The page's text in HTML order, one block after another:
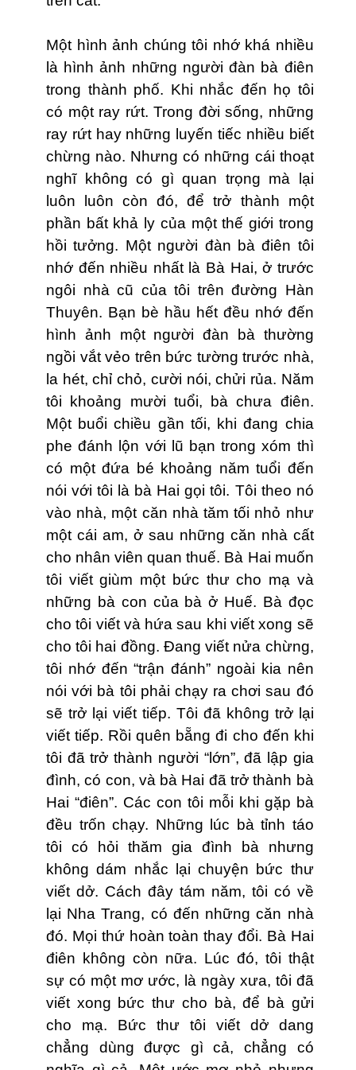
Một hình ảnh chúng tôi nhớ khá nhiều
là hình ảnh những người đàn bà điên
trong thành phố. Khi nhắc đến họ tôi
có một ray rứt. Trong đời sống, những
ray rứt hay những luyến tiếc nhiều biết
chừng nào. Nhưng có những cái thoạt
nghĩ không có gì quan trọng mà lại
luôn luôn còn đó, để trở thành một
phần bất khả ly của một thế giới trong
hồi tưởng. Một người đàn bà điên tôi
nhớ đến nhiều nhất là Bà Hai, ở trước
ngôi nhà cũ của tôi trên đường Hàn
Thuyên. Bạn bè hầu hết đều nhớ đến
hình ảnh một người đàn bà thường
ngồi vắt vẻo trên bức tường trước nhà,
la hét, chỉ chỏ, cười nói, chửi rủa. Năm
tôi khoảng mười tuổi, bà chưa điên.
Một buổi chiều gần tối, khi đang chia
phe đánh lộn với lũ bạn trong xóm thì
có một đứa bé khoảng năm tuổi đến
nói với tôi là bà Hai gọi tôi. Tôi theo nó
vào nhà, một căn nhà tăm tối nhỏ như
một cái am, ở sau những căn nhà cất
cho nhân viên quan thuế. Bà Hai muốn
tôi viết giùm một bức thư cho mạ và
những bà con của bà ở Huế. Bà đọc
cho tôi viết và hứa sau khi viết xong sẽ
cho tôi hai đồng. Ðang viết nửa chừng,
tôi nhớ đến “trận đánh” ngoài kia nên
nói với bà tôi phải chạy ra chơi sau đó
sẽ trở lại viết tiếp. Tôi đã không trở lại
viết tiếp. Rồi quên bẵng đi cho đến khi
tôi đã trở thành người “lớn”, đã lập gia
đình, có con, và bà Hai đã trở thành bà
Hai “điên”. Các con tôi mỗi khi gặp bà
đều trốn chạy. Những lúc bà tỉnh táo
tôi có hỏi thăm gia đình bà nhưng
không dám nhắc lại chuyện bức thư
viết dở. Cách đây tám năm, tôi có về
lại Nha Trang, có đến những căn nhà
đó. Mọi thứ hoàn toàn thay đổi. Bà Hai
điên không còn nữa. Lúc đó, tôi thật
sự có một mơ ước, là ngày xưa, tôi đã
viết xong bức thư cho bà, để bà gửi
cho mạ. Bức thư tôi viết dở dang
chẳng dùng được gì cả, chẳng có